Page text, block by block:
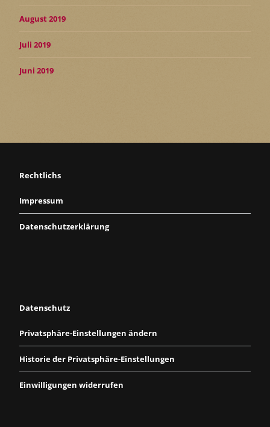
August 2019
Juli 2019
Juni 2019
Rechtlichs
Impressum
Datenschutzerklärung
Datenschutz
Privatsphäre-Einstellungen ändern
Historie der Privatsphäre-Einstellungen
Einwilligungen widerrufen